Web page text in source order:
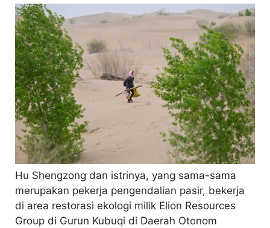
Hu Shengzong dan istrinya, yang sama-sama
merupakan pekerja pengendalian pasir, bekerja
di area restorasi ekologi milik Elion Resources
Group di Gurun Kubuqi di Daerah Otonom